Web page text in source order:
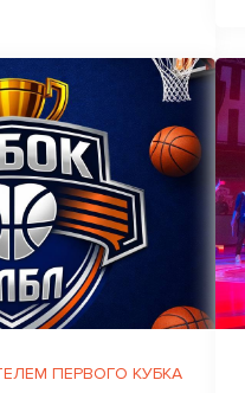
ПЕРВОГО КУБКА